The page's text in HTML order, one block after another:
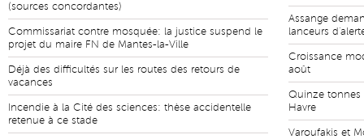
(sources concordantes)
Commissariat contre mosquée: la justice suspend le
projet du maire FN de Mantes-la-Ville
Déjà des difficultés sur les routes des retours de
vacances
Incendie à la Cité des sciences: thèse accidentelle
retenue à ce stade
Assange
lanceurs
Croissance
août
Quinze tonnes
Havre
Varoufakis et